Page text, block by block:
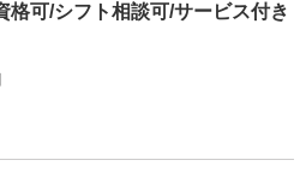
格可/シフト相談可/サービス付き